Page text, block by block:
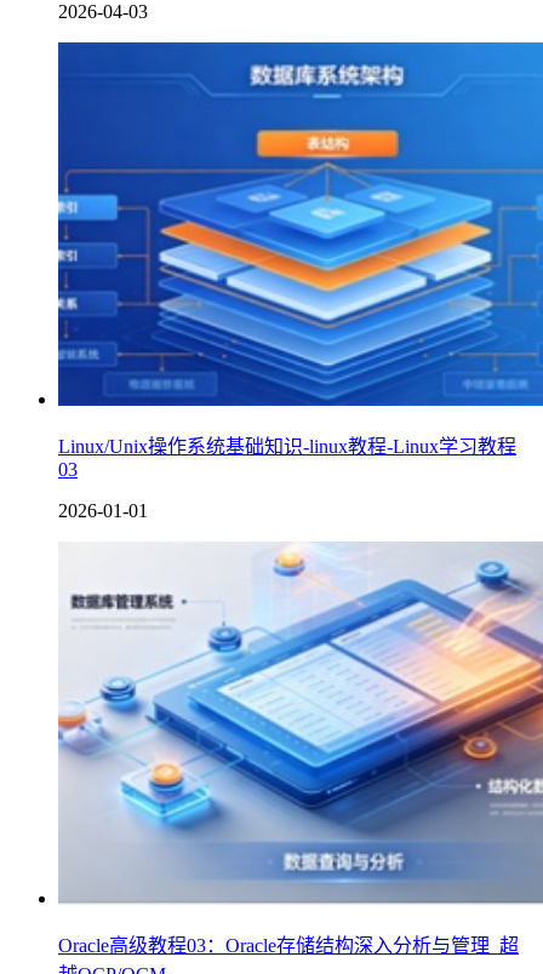
2026-04-03
Linux/Unix操作系统基础知识-linux教程-Linux学习教程
03
2026-01-01
Oracle高级教程03：Oracle存储结构深入分析与管理_超